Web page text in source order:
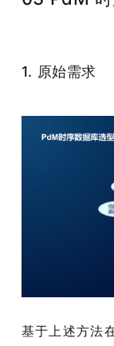
1. 原始需求
基于上述方法